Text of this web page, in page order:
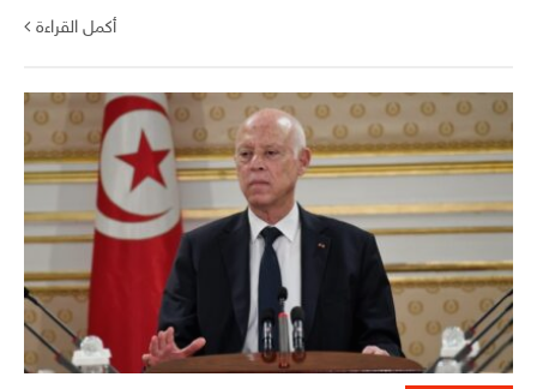
أكمل القراءة